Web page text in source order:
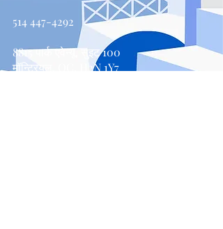
514 447-4292
8815 पार्क एवेन्यू, सुइट 100
मॉन्ट्रियल, QC, H2N 1Y7